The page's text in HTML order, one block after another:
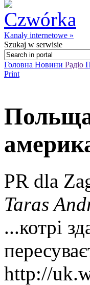
Kanały internetowe »
Szukaj w serwisie
Головна Новини Радіо
Print
Польща
PR dla
Taras
...котрі
http://